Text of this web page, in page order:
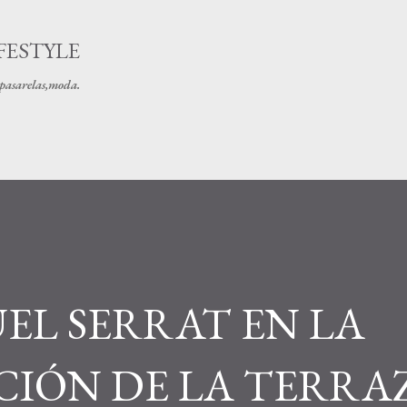
SERRAT EN LA
DE LA